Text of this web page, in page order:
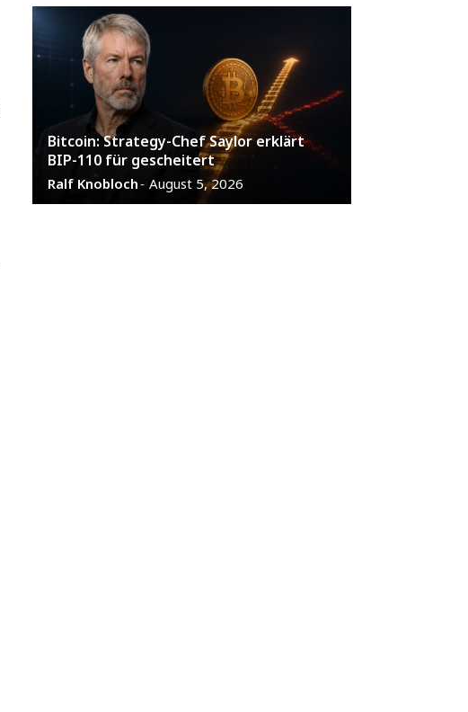
Bitcoin: Strategy-Chef Saylor erklärt
BIP-110 für gescheitert
Ralf Knobloch- August 5, 2026